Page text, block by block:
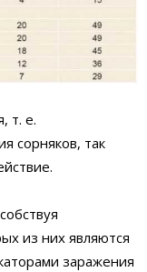
т. е.
сорняков, так
из них являются
заражения